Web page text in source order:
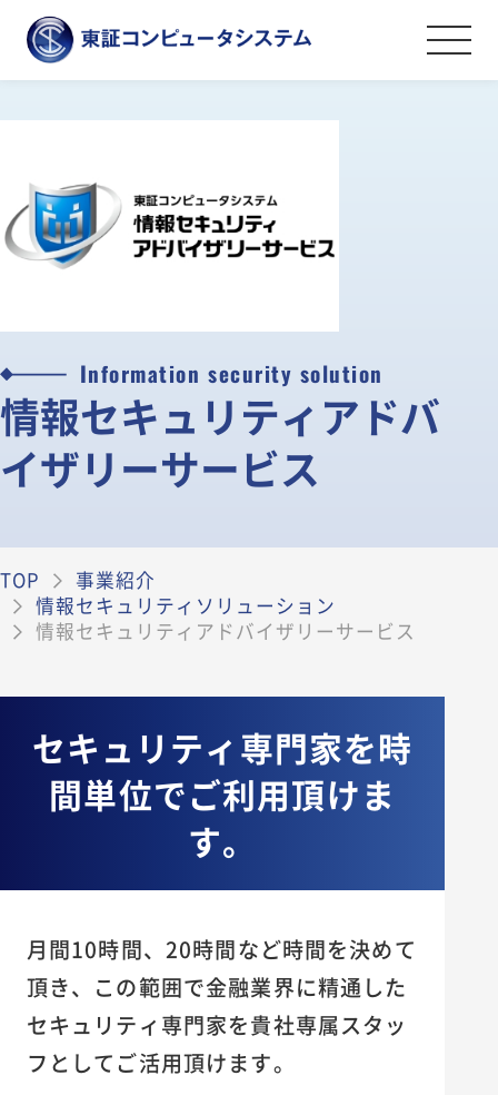
事業紹介
オペレーションマネジメントサービス
情報セキュリティソリューション
その他のソリューション
導入事例
会社案内
会社案内・アクセス
沿革
弊社の取組み
採用情報
ライフワークバランスと福利厚生・社内
制度
社員を知る
キャリア採用
エントリー
資料ダウンロード
お問い合わせ
Information security solution
情報セキュリティアドバ
イザリーサービス
TOP
事業紹介
情報セキュリティソリューション
情報セキュリティアドバイザリーサービス
セキュリティ専門家を時
間単位でご利用頂けま
す。
月間10時間、20時間など時間を決めて
頂き、この範囲で金融業界に精通した
セキュリティ専門家を貴社専属スタッ
フとしてご活用頂けます。